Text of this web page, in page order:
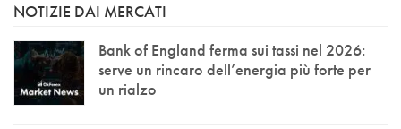
NOTIZIE DAI MERCATI
Bank of England ferma sui tassi nel 2026:
serve un rincaro dell’energia più forte per
un rialzo